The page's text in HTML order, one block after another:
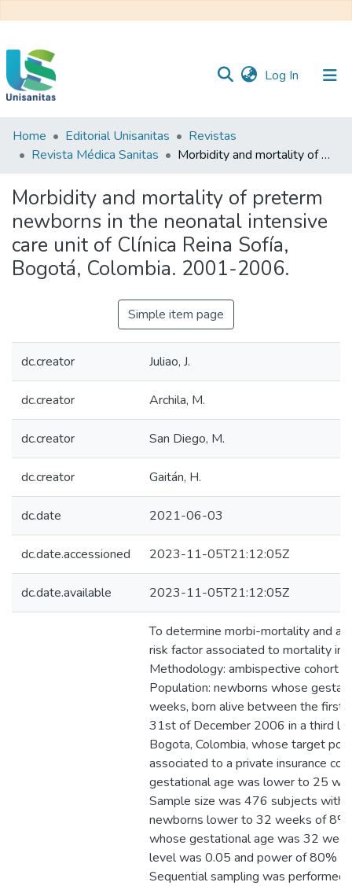
Log In (current)
Inicio
Web
Home Editorial Unisanitas
Revistas
Revista Médica Sanitas
Morbidity and mortality of preterm newborns in the neonatal intensive care unit of Clínica Reina Sofía, Bogotá, Colombia. 2001-2006.
Morbidity and mortality of preterm
newborns in the neonatal intensive
care unit of Clínica Reina Sofía,
Bogotá, Colombia. 2001-2006.
Simple item page
dc.creator Juliao, J.
dc.creator Archila, M.
dc.creator San Diego, M.
dc.creator Gaitán, H.
dc.date 2021-06-03
dc.date.accessioned 2023-11-05T21:12:05Z
dc.date.available 2023-11-05T21:12:05Z
To determine morbi-mortality and
risk factor associated to mortality in
Methodology: ambispective cohort
Population: newborns whose
weeks, born alive between the first
31st of December 2006 in a third
Bogota, Colombia, whose target
associated to a private insurance
gestational age was lower to 25
Sample size was 476 subjects with
newborns lower to 32 weeks of 8%
whose gestational age was 32
level was 0.05 and power of 80%
Sequential sampling was